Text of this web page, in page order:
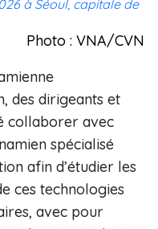
à Séoul, capitale de
Photo : VNA/CVN
des dirigeants et
collaborer avec
spécialisé
afin d’étudier les
ces technologies
avec pour